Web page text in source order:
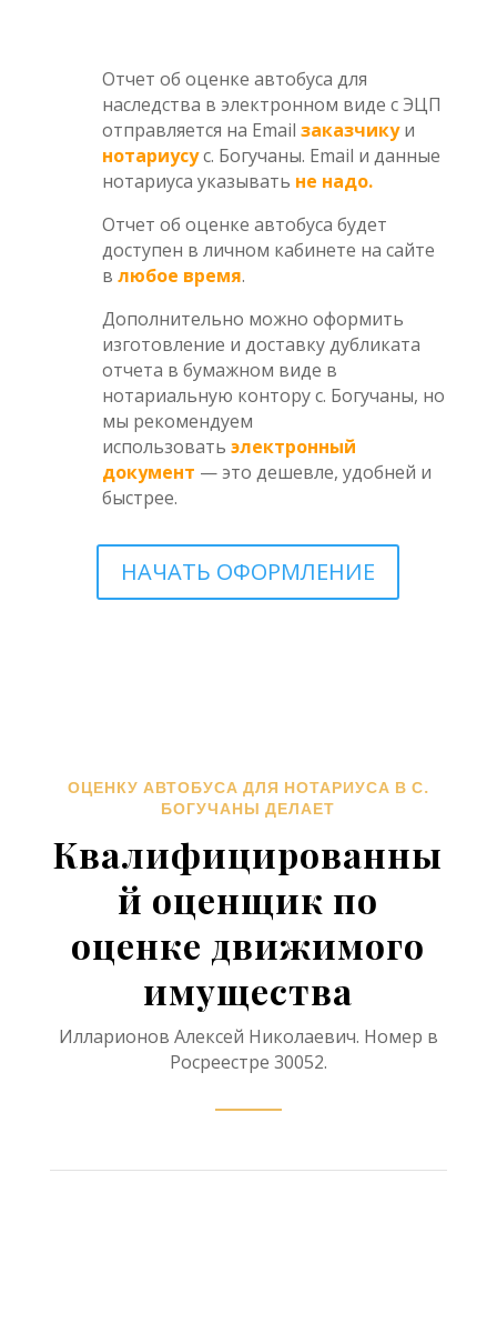
Отчет об оценке автобуса для
наследства в электронном виде с ЭЦП
отправляется на Email заказчикуи
нотариусус. Богучаны. Email и данные
нотариуса указывать не надо.
Отчет об оценке автобуса будет
доступен в личном кабинете на сайте
в любое время.
Дополнительно можно оформить
изготовление и доставку дубликата
отчета в бумажном виде в
нотариальную контору с. Богучаны, но
мы рекомендуем
использовать электронный
документ — это дешевле, удобней и
быстрее.
НАЧАТЬ ОФОРМЛЕНИЕ
ОЦЕНКУ АВТОБУСА ДЛЯ НОТАРИУСА В С.
БОГУЧАНЫ ДЕЛАЕТ
Квалифицированны
й оценщик по
оценке движимого
имущества
Илларионов Алексей Николаевич. Номер в
Росреестре 30052.